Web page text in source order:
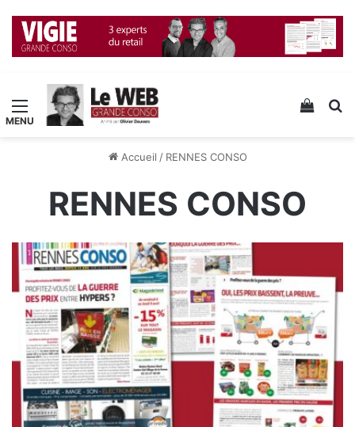
Menu Voir
Accueil / RENNES CONSO
RENNES CONSO